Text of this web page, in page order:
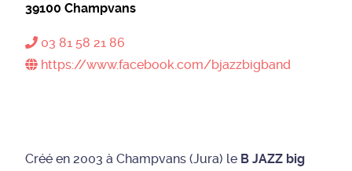
39100 Champvans
03 81 58 21 86
https://www.facebook.com/bjazzbigband
Créé en 2003 à Champvans (Jura) le B JAZZ big